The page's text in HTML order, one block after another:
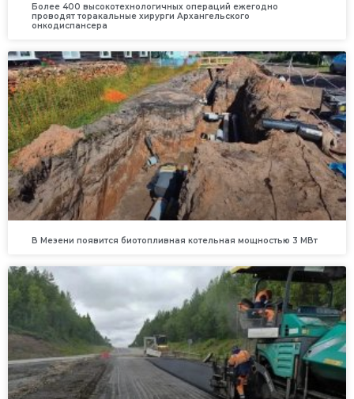
Более 400 высокотехнологичных операций ежегодно
проводят торакальные хирурги Архангельского
онкодиспансера
В Мезени появится биотопливная котельная мощностью 3 МВт